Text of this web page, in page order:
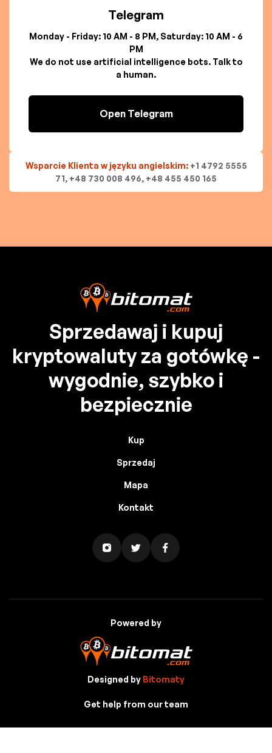
Telegram
Monday - Friday: 10 AM - 8 PM, Saturday: 10 AM - 6
PM
We do not use artificial intelligence bots. Talk to
a human.
Open Telegram
Wsparcie Klienta w języku angielskim: +1 4792 5555
71, +48 730 008 496, +48 455 450 165
Sprzedawaj i kupuj
kryptowaluty za gotówkę -
wygodnie, szybko i
bezpiecznie
Kup
Sprzedaj
Mapa
Kontakt
Powered by
Designed by Bitomaty
Get help from our team